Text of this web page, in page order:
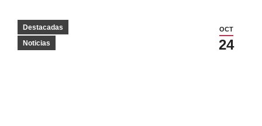
OCT
24
Destacadas
Noticias